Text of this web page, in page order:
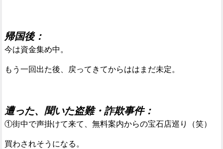
帰国後：
今は資金集め中。
もう一回出た後、戻ってきてからははまだ未定。
遭った、聞いた盗難・詐欺事件：
①街中で声掛けて来て、無料案内からの宝石店巡り（笑）
買わされそうになる。